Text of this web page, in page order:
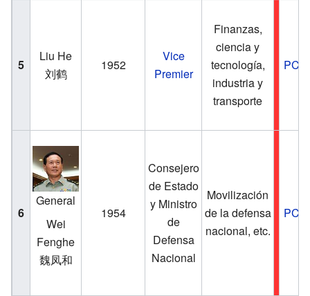
5
Liu He
刘鹤
1952
Vice
Premier
Finanzas,
ciencia y
tecnología,
industria y
transporte
6
General
Wei
Fenghe
魏凤和
1954
Consejero
de Estado
y Ministro
de
Defensa
Nacional
Movilización
de la defensa
nacional, etc.